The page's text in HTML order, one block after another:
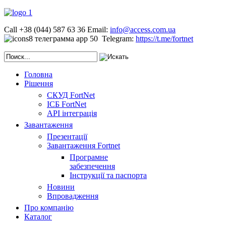
Call +38 (044) 587 63 36 Email: info@access.com.ua
Telegram: https://t.me/fortnet
Головна
Рішення
СКУД FortNet
ІСБ FortNet
API інтеграція
Завантаження
Презентації
Завантаження Fortnet
Програмне
забезпечення
Інструкції та паспорта
Новини
Впровадження
Про компанію
Каталог